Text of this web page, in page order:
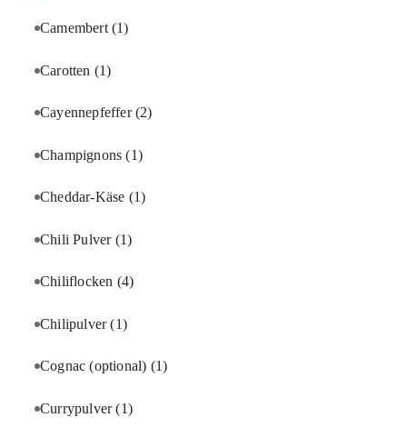
Camembert (1)
Carotten (1)
Cayennepfeffer(2)
Champignons(1)
Cheddar-Käse (1)
Chili Pulver (1)
Chiliflocken (4)
Chilipulver(1)
Cognac (optional) (1)
Currypulver(1)